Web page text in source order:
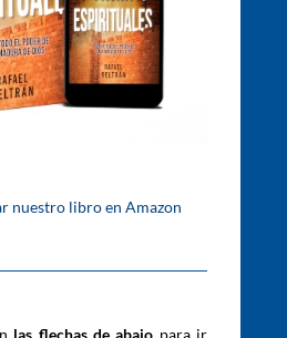
nuestro libro en Amazon
las flechas de abajo para ir